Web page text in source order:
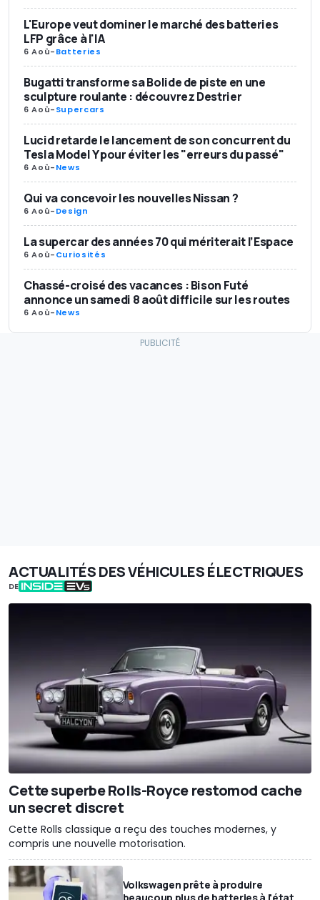
L'Europe veut dominer le marché des batteries
LFP grâce à l'IA
6 Aoû-Batteries
Bugatti transforme sa Bolide de piste en une
sculpture roulante : découvrez Destrier
6 Aoû-Supercars
Lucid retarde le lancement de son concurrent du
Tesla Model Y pour éviter les "erreurs du passé"
6 Aoû-News
Qui va concevoir les nouvelles Nissan ?
6 Aoû-Design
La supercar des années 70 qui mériterait l’Espace
6 Aoû-Curiosités
Chassé-croisé des vacances : Bison Futé
annonce un samedi 8 août difficile sur les routes
6 Aoû-News
ACTUALITÉS DES VÉHICULES ÉLECTRIQUES
DE
Cette superbe Rolls-Royce restomod cache
un secret discret
Cette Rolls classique a reçu des touches modernes, y
compris une nouvelle motorisation.
Volkswagen prête à produire